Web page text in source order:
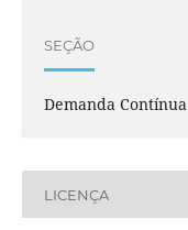
SEÇÃO
Demanda Contínua
LICENÇA